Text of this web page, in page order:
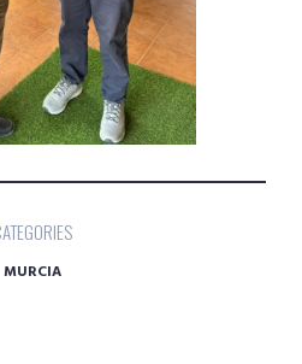
MURCIA